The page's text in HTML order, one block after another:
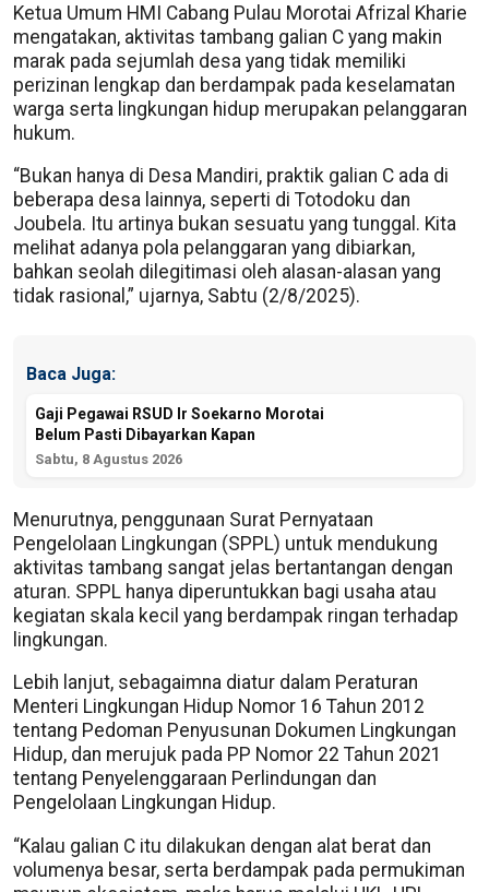
Ketua Umum HMI Cabang Pulau Morotai Afrizal Kharie
mengatakan, aktivitas tambang galian C yang makin
marak pada sejumlah desa yang tidak memiliki
perizinan lengkap dan berdampak pada keselamatan
warga serta lingkungan hidup merupakan pelanggaran
hukum.
“Bukan hanya di Desa Mandiri, praktik galian C ada di
beberapa desa lainnya, seperti di Totodoku dan
Joubela. Itu artinya bukan sesuatu yang tunggal. Kita
melihat adanya pola pelanggaran yang dibiarkan,
bahkan seolah dilegitimasi oleh alasan-alasan yang
tidak rasional,” ujarnya, Sabtu (2/8/2025).
Baca Juga:
Gaji Pegawai RSUD Ir Soekarno Morotai
Belum Pasti Dibayarkan Kapan
Sabtu, 8 Agustus 2026
Menurutnya, penggunaan Surat Pernyataan
Pengelolaan Lingkungan (SPPL) untuk mendukung
aktivitas tambang sangat jelas bertantangan dengan
aturan. SPPL hanya diperuntukkan bagi usaha atau
kegiatan skala kecil yang berdampak ringan terhadap
lingkungan.
Lebih lanjut, sebagaimna diatur dalam Peraturan
Menteri Lingkungan Hidup Nomor 16 Tahun 2012
tentang Pedoman Penyusunan Dokumen Lingkungan
Hidup, dan merujuk pada PP Nomor 22 Tahun 2021
tentang Penyelenggaraan Perlindungan dan
Pengelolaan Lingkungan Hidup.
“Kalau galian C itu dilakukan dengan alat berat dan
volumenya besar, serta berdampak pada permukiman